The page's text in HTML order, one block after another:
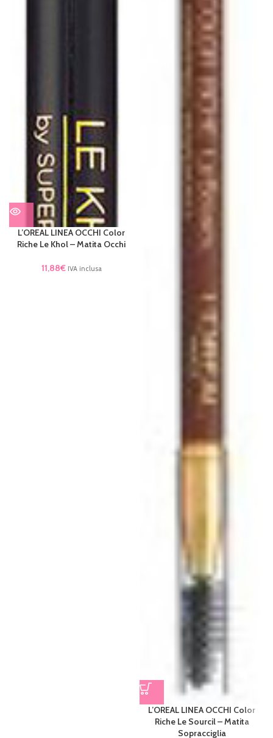
L’OREAL LINEA OCCHI Color
Riche Le Khol – Matita Occhi
11,88€ IVA inclusa
L’OREAL LINEA OCCHI Color
Riche Le Sourcil – Matita
Sopracciglia